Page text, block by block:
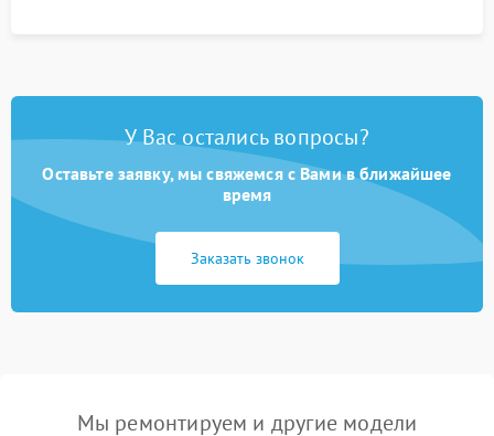
У Вас остались вопросы?
Оставьте заявку, мы свяжемся с Вами в ближайшее
время
Заказать звонок
Мы ремонтируем и другие модели